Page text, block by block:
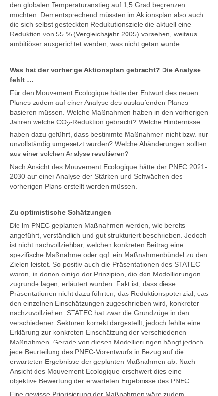
den globalen Temperaturanstieg auf 1,5 Grad begrenzen
möchten. Dementsprechend müssten im Aktionsplan also auch
die sich selbst gesteckten Redukutionsziele die aktuell eine
Reduktion von 55 % (Vergleichsjahr 2005) vorsehen, weitaus
ambitiöser ausgerichtet werden, was nicht getan wurde.
Was hat der vorherige Aktionsplan gebracht? Die Analyse
fehlt …
Für den Mouvement Ecologique hätte der Entwurf des neuen
Planes zudem auf einer Analyse des auslaufenden Planes
basieren müssen. Welche Maßnahmen haben in den vorherigen
Jahren welche CO2-Reduktion gebracht? Welche Hindernisse
haben dazu geführt, dass bestimmte Maßnahmen nicht bzw. nur
unvollständig umgesetzt wurden? Welche Abänderungen sollten
aus einer solchen Analyse resultieren?
Nach Ansicht des Mouvement Ecologique hätte der PNEC 2021-
2030 auf einer Analyse der Stärken und Schwächen des
vorherigen Plans erstellt werden müssen.
Zu optimistische Schätzungen
Die im PNEC geplanten Maßnahmen werden, wie bereits
angeführt, verständlich und gut strukturiert beschrieben. Jedoch
ist nicht nachvollziehbar, welchen konkreten Beitrag eine
spezifische Maßnahme oder ggf. ein Maßnahmenbündel zu den
Zielen leistet. So positiv auch die Präsentationen des STATEC
waren, in denen einige der Prinzipien, die den Modellierungen
zugrunde lagen, erläutert wurden. Fakt ist, dass diese
Präsentationen nicht dazu führten, das Reduktionspotenzial, das
den einzelnen Einschätzungen zugeschrieben wird, konkreter
nachzuvollziehen. STATEC hat zwar die Grundzüge in den
verschiedenen Sektoren korrekt dargestellt, jedoch fehlte eine
Erklärung zur konkreten Einschätzung der verschiedenen
Maßnahmen. Gerade von diesen Modellierungen hängt jedoch
jede Beurteilung des PNEC-Vorentwurfs in Bezug auf die
erwarteten Ergebnisse der geplanten Maßnahmen ab. Nach
Ansicht des Mouvement Ecologique erschwert dies eine
objektive Bewertung der erwarteten Ergebnisse des PNEC.
Eine gewisse Priorisierung der Maßnahmen wäre zudem